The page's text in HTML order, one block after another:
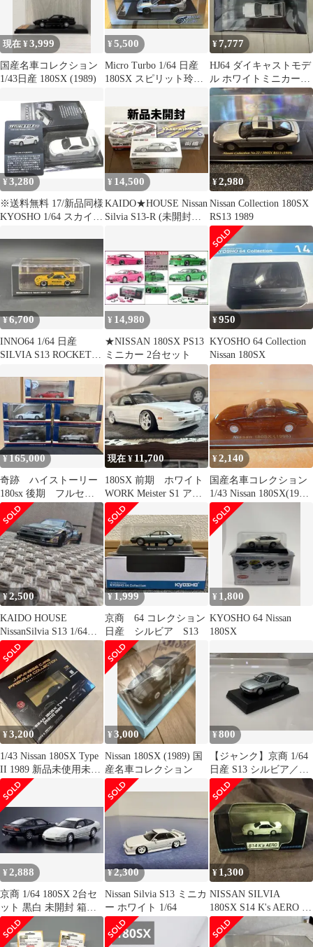
現在 ¥3,999
国産名車コレクション
1/43日産 180SX (1989)
¥5,500
Micro Turbo 1/64 日産
180SX スピリット玲
¥7,777
HJ64 ダイキャストモデ
ル ホワイトミニカー
AE86
¥3,280
※送料無料 17/新品同様
KYOSHO 1/64 スカイラ
カーコレクション ◇
SKYLINE GT-R
(BCNR33) ホワイト
▼8F
¥ 14,500
KAIDO★HOUSE Nissan
Silvia S13-R (未開封品3
¥2,980
Nissan Collection 180SX
RS13 1989
¥6,700
INNO64 1/64 日産
SILVIA S13 ROCKET
¥ 14,980
★NISSAN 180SX PS13
ミニカー 2台セット
¥950
KYOSHO 64 Collection
Nissan 180SX
¥165,000
奇跡 ハイストーリー
180sx 後期 フルセッ
ト 未開封 ドリフト
現在 ¥11,700
180SX 前期 ホワイト
WORK Meister S1 アオ
シマ 1/24
¥2,140
国産名車コレクション
1/43 Nissan 180SX(1989)
mf203▲
¥2,500
KAIDO HOUSE
NissanSilvia S13 1/64
エンジンなし
¥1,999
京商 64 コレクション
日産 シルビア S13
¥ 1,800
KYOSHO 64 Nissan
180SX
¥3,200
1/43 Nissan 180SX Type
II 1989 新品未使用未開
封
¥3,000
Nissan 180SX (1989) 国
産名車コレクション
¥800
【ジャンク】京商 1/64
日産 S13 シルビア／サ
イドミラー片側欠品・
箱なし
¥ 2,888
京商 1/64 180SX 2台セ
ット 黒白 未開封 箱傷
み
¥2,300
Nissan Silvia S13 ミニカ
ー ホワイト 1/64
¥ 1,300
NISSAN SILVIA
180SX S14 K's AERO ミ
ニカー